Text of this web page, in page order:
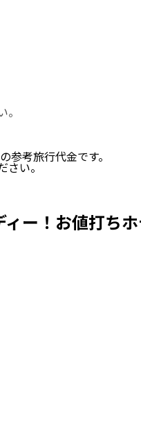
参考旅行代金です。
さい。
ー！お値打ち